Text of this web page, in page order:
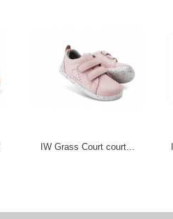
IW Grass Court court...